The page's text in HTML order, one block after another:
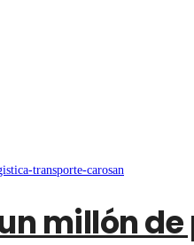
millón